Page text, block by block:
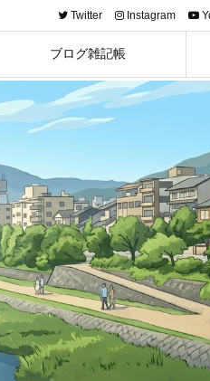
ブログ雑記帳
Twitter Instagram